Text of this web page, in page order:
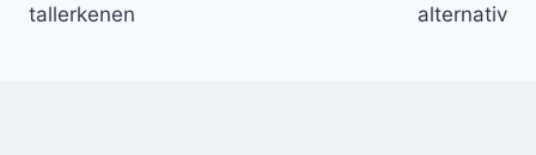
tallerkenen
alternativ